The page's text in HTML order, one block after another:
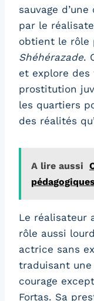
sauvage
par le
obtient le rôle
Shéhérazade.
et explore des
prostitution
les quartiers
des réalités
A lire aussi
Le réalisateur
rôle aussi
actrice sans
traduisant
courage
Fortas. Sa